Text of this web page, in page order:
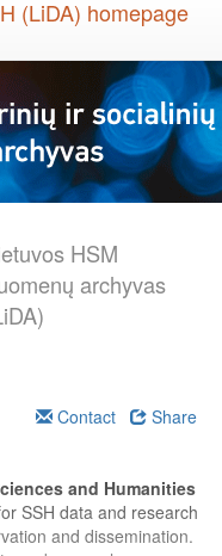
HSM
archyvas
Contact Share
and Humanities
SSH data and research
and dissemination.